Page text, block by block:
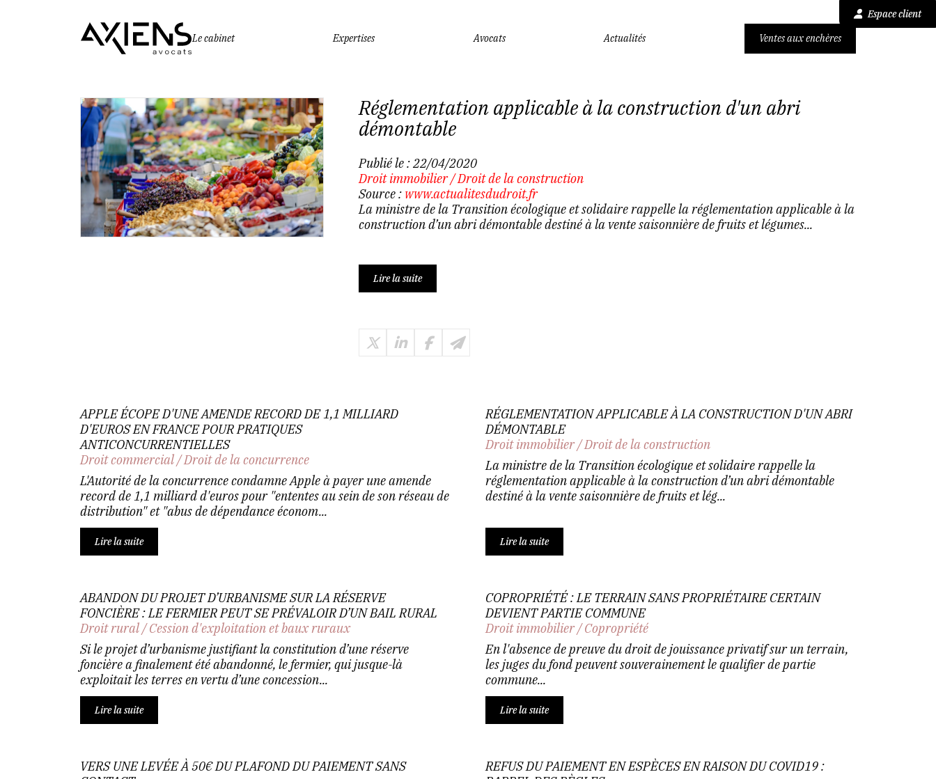
Espace client
Le cabinet
Expertises Avocats Actualités Ventes aux enchères
Réglementation applicable à la construction d'un abri
démontable
Publié le :22/04/2020
Droit immobilier/Droit de la construction
Source : www.actualitesdudroit.fr
La ministre de la Transition écologique et solidaire rappelle la réglementation applicable à la
construction d’un abri démontable destiné à la vente saisonnière de fruits et légumes...
Lire la suite
APPLE ÉCOPE D'UNE AMENDE RECORD DE 1,1 MILLIARD
D'EUROS EN FRANCE POUR PRATIQUES
ANTICONCURRENTIELLES
Droit commercial/Droit de la concurrence
L'Autorité de la concurrence condamne Apple à payer une amende
record de 1,1 milliard d'euros pour "ententes au sein de son réseau de
distribution" et "abus de dépendance économ...
Lire la suite
RÉGLEMENTATION APPLICABLE À LA CONSTRUCTION D'UN ABRI
DÉMONTABLE
Droit immobilier/Droit de la construction
La ministre de la Transition écologique et solidaire rappelle la
réglementation applicable à la construction d’un abri démontable
destiné à la vente saisonnière de fruits et lég...
Lire la suite
ABANDON DU PROJET D’URBANISME SUR LA RÉSERVE
FONCIÈRE : LE FERMIER PEUT SE PRÉVALOIR D’UN BAIL RURAL
Droit rural/Cession d'exploitation et baux ruraux
Si le projet d’urbanisme justifiant la constitution d’une réserve
foncière a finalement été abandonné, le fermier, qui jusque-là
exploitait les terres en vertu d’une concession...
Lire la suite
COPROPRIÉTÉ : LE TERRAIN SANS PROPRIÉTAIRE CERTAIN
DEVIENT PARTIE COMMUNE
Droit immobilier/Copropriété
En l'absence de preuve du droit de jouissance privatif sur un terrain,
les juges du fond peuvent souverainement le qualifier de partie
commune...
Lire la suite
VERS UNE LEVÉE À 50€ DU PLAFOND DU PAIEMENT SANS
REFUS DU PAIEMENT EN ESPÈCES EN RAISON DU COVID19 :